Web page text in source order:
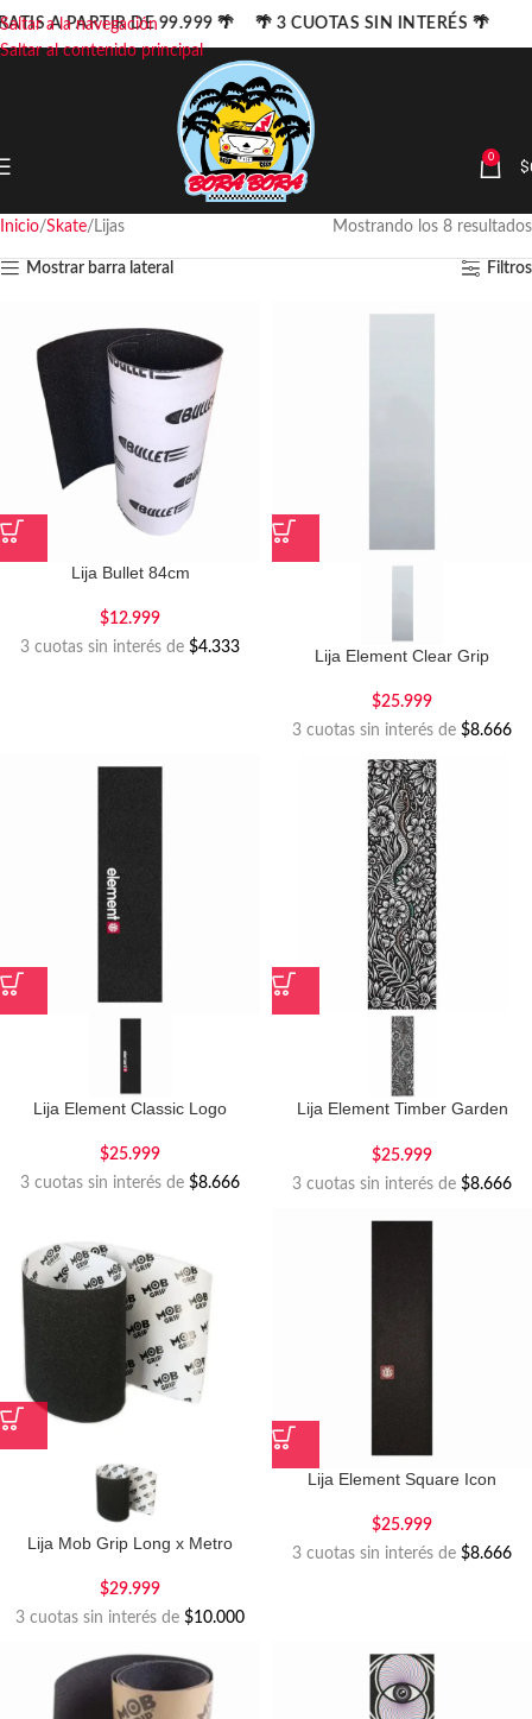
Saltar a la navegación
Saltar al contenido principal
0 $
Inicio Skate Lijas Mostrando los 8 resultados
Mostrar barra lateral Filtros
Lija Bullet 84cm
$12.999
3 cuotas sin interés de $4.333 Lija Element Clear Grip
$25.999
3 cuotas sin interés de $8.666
Lija Element Classic Logo
$25.999
3 cuotas sin interés de $8.666
Lija Element Timber Garden
$25.999
3 cuotas sin interés de $8.666
Lija Mob Grip Long x Metro
$29.999
3 cuotas sin interés de $10.000
Lija Element Square Icon
$25.999
3 cuotas sin interés de $8.666
A PARTIR DE 99.999 🌴 🌴 3 CUOTAS SIN INTERÉS 🌴